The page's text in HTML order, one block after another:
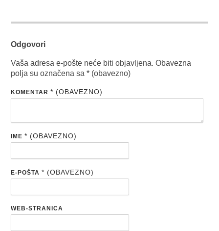
Odgovori
Vaša adresa e-pošte neće biti objavljena. Obavezna
polja su označena sa* (obavezno)
KOMENTAR* (OBAVEZNO)
IME* (OBAVEZNO)
E-POŠTA* (OBAVEZNO)
WEB-STRANICA